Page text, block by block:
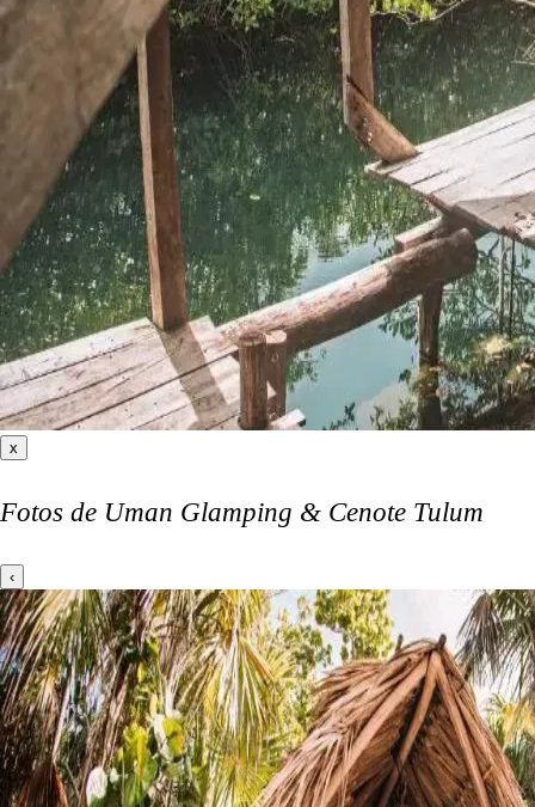
x
Fotos de Uman Glamping & Cenote Tulum
‹